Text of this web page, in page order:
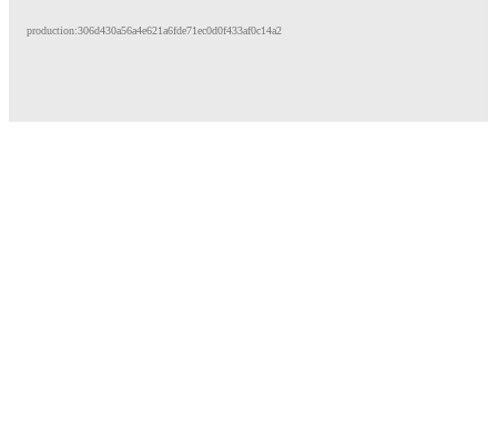
production:306d430a56a4e621a6fde71ec0d0f433af0c14a2